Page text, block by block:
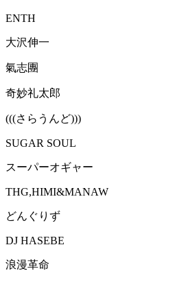
ENTH
大沢伸一
氣志團
奇妙礼太郎
(((さらうんど)))
SUGAR SOUL
スーパーオギャー
THG,HIMI&MANAW
どんぐりず
DJ HASEBE
浪漫革命